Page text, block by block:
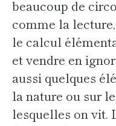
beaucoup de
comme la
le calcul
et vendre en
aussi quelques
la nature ou sur
lesquelles on vit.